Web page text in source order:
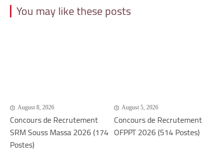
You may like these posts
August 8, 2026
Concours de Recrutement
SRM Souss Massa 2026 (174
Postes)
August 5, 2026
Concours de Recrutement
OFPPT 2026 (514 Postes)